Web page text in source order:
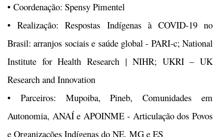
• Coordenação: Spensy Pimentel
• Realização: Respostas Indígenas à COVID-19 no
Brasil: arranjos sociais e saúde global - PARI-c; National
Institute for Health Research | NIHR; UKRI – UK
Research and Innovation
• Parceiros: Mupoiba, Pineb, Comunidades em
Autonomia, ANAÍ e APOINME - Articulação dos Povos
e Organizações Indígenas do NE, MG e ES